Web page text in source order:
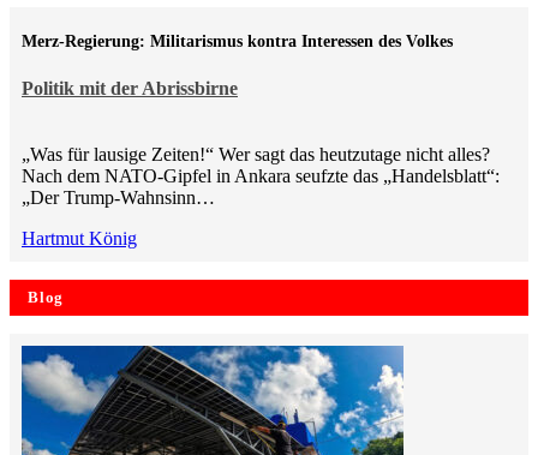
Politik mit der Abrissbirne
Merz-Regierung: Militarismus kontra Inte­ressen des Volkes
„Was für lausige Zeiten!“ Wer sagt das heutzutage nicht alles?
Nach dem NATO-Gipfel in Ankara seufzte das „Handelsblatt“:
„Der Trump-Wahnsinn…
Hartmut König
Blog